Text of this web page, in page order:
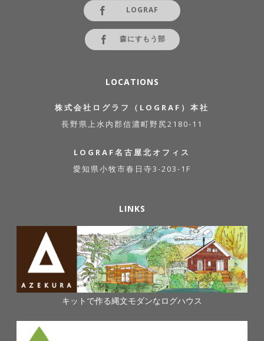
LOGRAF
森にすもう部
LOCATIONS
株式会社ログラフ（LOGRAF）本社
長野県上水内郡信濃町野尻2180-11
LOGRAF名古屋北オフィス
愛知県小牧市春日寺3-203-1F
LINKS
キットで作る縄文モダンなログハウス